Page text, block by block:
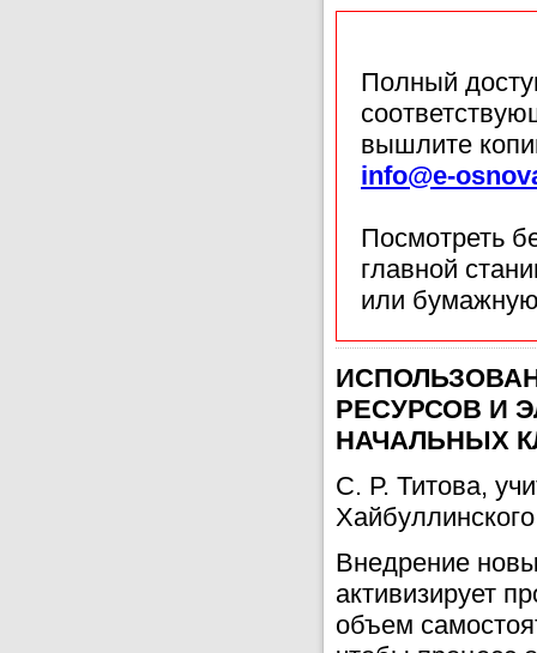
Полный
вышлите
info@e-
Посмотреть
главной
или
РЕСУРСОВ И
НАЧАЛЬНЫХ
С. Р. Титова,
Внедрение
активизирует
объем